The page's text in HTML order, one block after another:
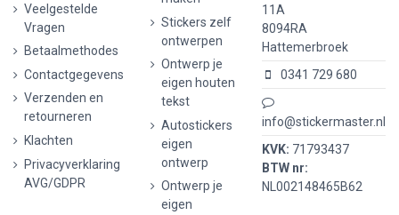
Veelgestelde
Vragen
Betaalmethodes
Contactgegevens
Verzenden en
retourneren
Klachten
Privacyverklaring
AVG/GDPR
Stickers zelf
ontwerpen
Ontwerp je
eigen houten
tekst
Autostickers
eigen
ontwerp
Ontwerp je
eigen
11A
8094RA
Hattemerbroek
0341 729 680
info@stickermaster.nl
KVK: 71793437
BTW nr:
NL002148465B62